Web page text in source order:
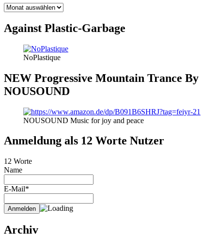
BLOG
Against Plastic-Garbage
NoPlastique
NEW Progressive Mountain Trance By
NOUSOUND
NOUSOUND Music for joy and peace
Anmeldung als 12 Worte Nutzer
12 Worte
Name
E-Mail*
Archiv